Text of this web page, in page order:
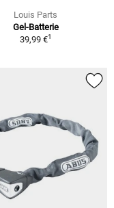
Louis Parts
Gel-Batterie
39,99 €1